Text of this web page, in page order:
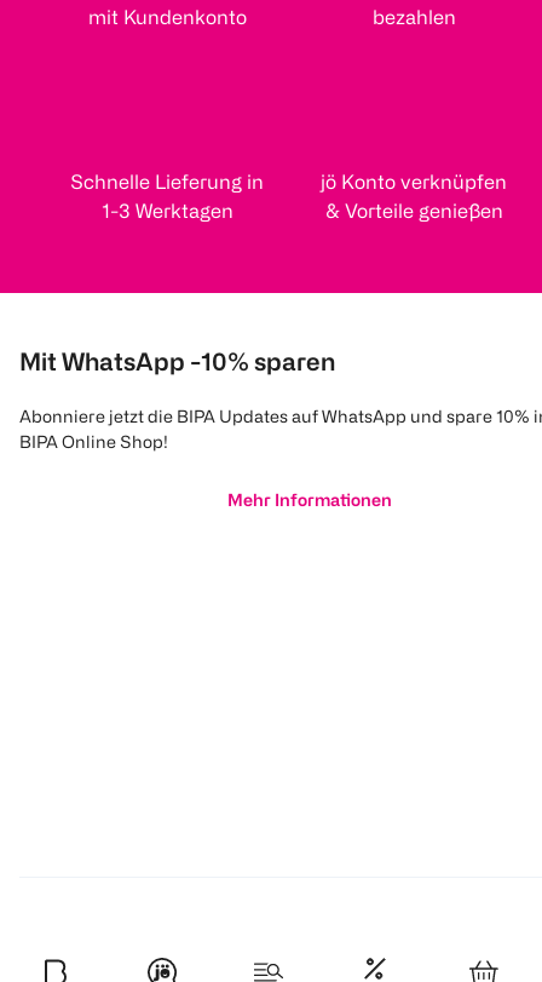
mit Kundenkonto
bezahlen
Schnelle Lieferung in
1-3 Werktagen
jö Konto verknüpfen
& Vorteile genießen
Mit WhatsApp -10% sparen
Abonniere jetzt die BIPA Updates auf WhatsApp und spare 10%
BIPA Online Shop!
Mehr Informationen
Produktrückruf